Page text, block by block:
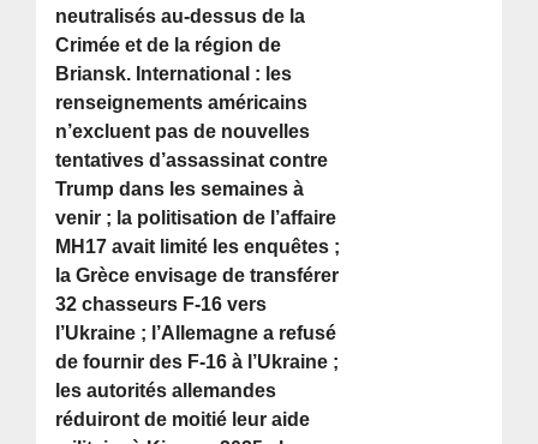
neutralisés au-dessus de la
Crimée et de la région de
Briansk. International : les
renseignements américains
n’excluent pas de nouvelles
tentatives d’assassinat contre
Trump dans les semaines à
venir ; la politisation de l’affaire
MH17 avait limité les enquêtes ;
la Grèce envisage de transférer
32 chasseurs F-16 vers
l’Ukraine ; l’Allemagne a refusé
de fournir des F-16 à l’Ukraine ;
les autorités allemandes
réduiront de moitié leur aide